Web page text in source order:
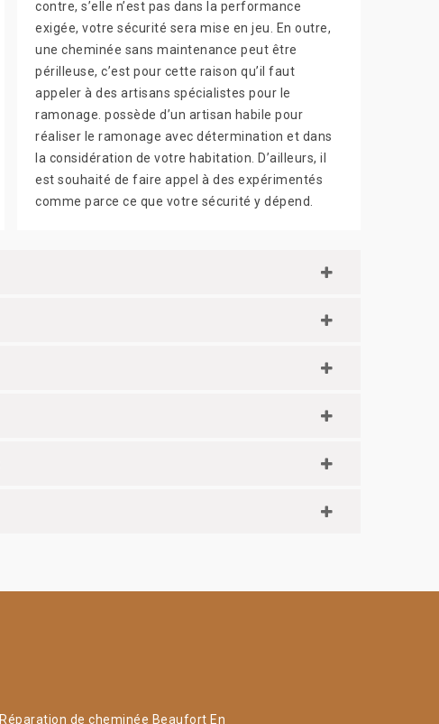
contre, s’elle n’est pas dans la performance
exigée, votre sécurité sera mise en jeu. En outre,
une cheminée sans maintenance peut être
périlleuse, c’est pour cette raison qu’il faut
appeler à des artisans spécialistes pour le
ramonage. possède d’un artisan habile pour
réaliser le ramonage avec détermination et dans
la considération de votre habitation. D’ailleurs, il
est souhaité de faire appel à des expérimentés
comme parce ce que votre sécurité y dépend.
Réparation de cheminée Beaufort En